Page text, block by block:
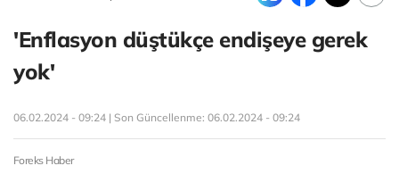
'Enflasyon düştükçe endişeye gerek
yok'
06.02.2024 - 09:24 | Son Güncellenme: 06.02.2024 - 09:24
Foreks Haber